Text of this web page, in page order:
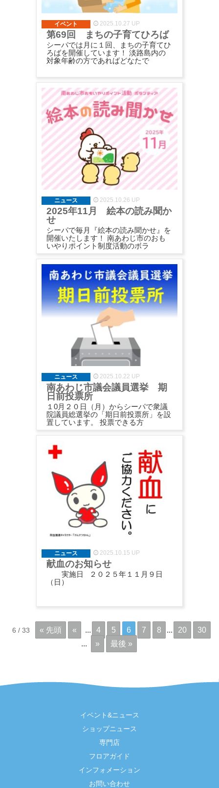
イベント 2025.10.27 UP
第69回 まちの子育てひろば
シーパでは月に１回、まちの子育てひ
ろばを開催しています！ 淡路島内の
対象年齢の方であればどなたで
ニュース 2025.10.26 UP
2025年11月 絵本の読み聞か
せ
シーパで毎月『絵本の読み聞かせ』を
開催いたします！ 南あわじ市のおも
いやりポイント制度活動のボラ
ニュース 2025.10.22 UP
南あわじ市議会議員選挙 期
日前投票所
１0月２０日（月）からシーパで衆議
院議員総選挙の「期日前投票所」を設
置しています。 投票できる方
ニュース 2025.10.15 UP
献血のお知らせ
実施日 ２０２５年１１月９日
（日）
6 / 33 « 先頭 « ... 4 5 6 7 8 ... 20
30
...
» 最後 »
イベント&ニュース
ショップニュース
専門店
フロアガイド
インフォメーション
お問い合わせ